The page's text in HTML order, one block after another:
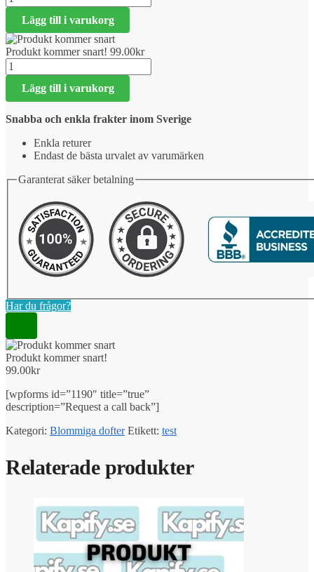
kommer
snart!
mängd
Lägg till i varukorg
Produkt kommer snart! 99.00kr
Produkt
kommer
snart!
mängd
Lägg till i varukorg
Snabba och enkla frakter inom Sverige
Enkla returer
Endast de bästa urvalet av varumärken
Garanterat säker betalning
Har du frågor?
Produkt kommer snart!
99.00kr
[wpforms id=”1190″ title=”true”
description=”Request a call back”]
Kategori: Blommiga dofter Etikett: test
Relaterade produkter